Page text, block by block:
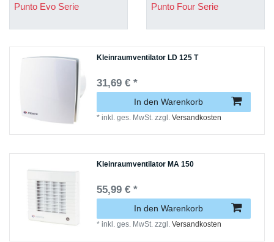
Punto Evo Serie Punto Four Serie
Kleinraumventilator LD 125 T
31,69 € *
In den Warenkorb
*inkl. ges. MwSt. zzgl.Versandkosten
Kleinraumventilator MA 150
55,99 € *
In den Warenkorb
*inkl. ges. MwSt. zzgl.Versandkosten